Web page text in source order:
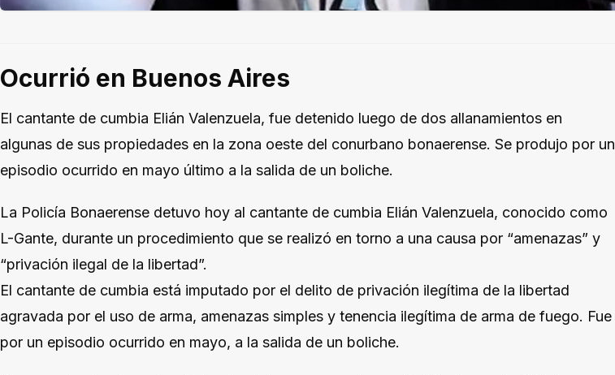
Ocurrió en Buenos Aires
El cantante de cumbia Elián Valenzuela, fue detenido luego de dos allanamientos en
algunas de sus propiedades en la zona oeste del conurbano bonaerense. Se produjo por un
episodio ocurrido en mayo último a la salida de un boliche.
La Policía Bonaerense detuvo hoy al cantante de cumbia Elián Valenzuela, conocido como
L-Gante, durante un procedimiento que se realizó en torno a una causa por “amenazas” y
“privación ilegal de la libertad”.
El cantante de cumbia está imputado por el delito de privación ilegítima de la libertad
agravada por el uso de arma, amenazas simples y tenencia ilegítima de arma de fuego. Fue
por un episodio ocurrido en mayo, a la salida de un boliche.